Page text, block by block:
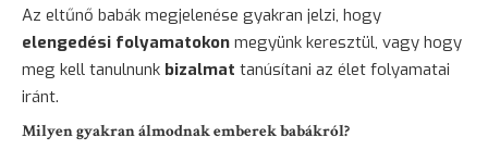
Az eltűnő babák megjelenése gyakran jelzi, hogy
elengedési folyamatokon megyünk keresztül, vagy hogy
meg kell tanulnunk bizalmat tanúsítani az élet folyamatai
iránt.
Milyen gyakran álmodnak emberek babákról?